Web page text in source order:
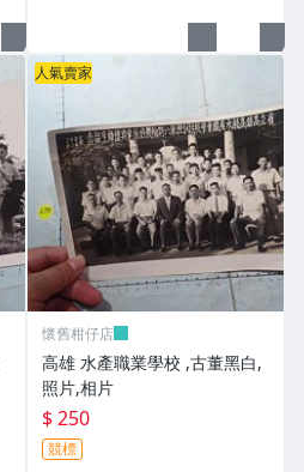
人氣賣家
懷舊柑仔店
高雄 水產職業學校 ,古董黑白,
照片,相片
$ 250
競標